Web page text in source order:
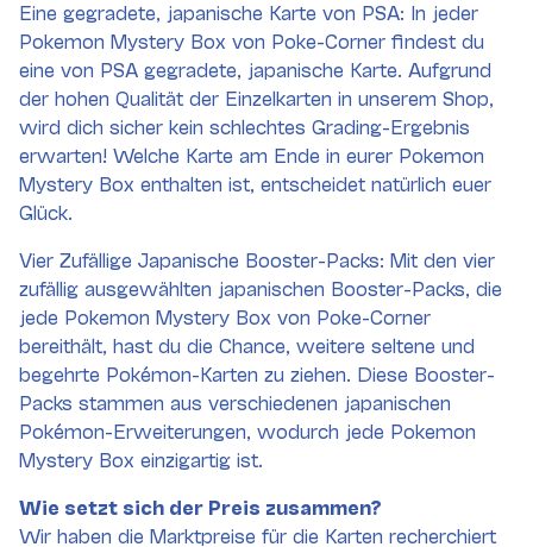
Eine gegradete, japanische Karte von PSA: In jeder
Pokemon Mystery Box von Poke-Corner findest du
eine von PSA gegradete, japanische Karte. Aufgrund
der hohen Qualität der Einzelkarten in unserem Shop,
wird dich sicher kein schlechtes Grading-Ergebnis
erwarten! Welche Karte am Ende in eurer Pokemon
Mystery Box enthalten ist, entscheidet natürlich euer
Glück.
Vier Zufällige Japanische Booster-Packs: Mit den vier
zufällig ausgewählten japanischen Booster-Packs, die
jede Pokemon Mystery Box von Poke-Corner
bereithält, hast du die Chance, weitere seltene und
begehrte Pokémon-Karten zu ziehen. Diese Booster-
Packs stammen aus verschiedenen japanischen
Pokémon-Erweiterungen, wodurch jede Pokemon
Mystery Box einzigartig ist.
Wie setzt sich der Preis zusammen?
Wir haben die Marktpreise für die Karten recherchiert